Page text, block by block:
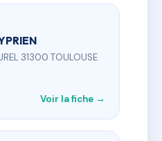
31300 TOULOUSE
Voir la fiche →